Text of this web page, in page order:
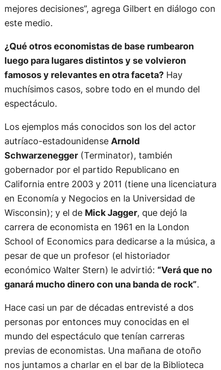
mejores decisiones”, agrega Gilbert en diálogo con
este medio.
¿Qué otros economistas de base rumbearon
luego para lugares distintos y se volvieron
famosos y relevantes en otra faceta?Hay
muchísimos casos, sobre todo en el mundo del
espectáculo.
Los ejemplos más conocidos son los del actor
autríaco-estadounidense Arnold
Schwarzenegger(Terminator), también
gobernador por el partido Republicano en
California entre 2003 y 2011 (tiene una licenciatura
en Economía y Negocios en la Universidad de
Wisconsin); y el de Mick Jagger, que dejó la
carrera de economista en 1961 en la London
School of Economics para dedicarse a la música, a
pesar de que un profesor (el historiador
económico Walter Stern) le advirtió: “Verá que no
ganará mucho dinero con una banda de rock”.
Hace casi un par de décadas entrevisté a dos
personas por entonces muy conocidas en el
mundo del espectáculo que tenían carreras
previas de economistas. Una mañana de otoño
nos juntamos a charlar en el bar de la Biblioteca